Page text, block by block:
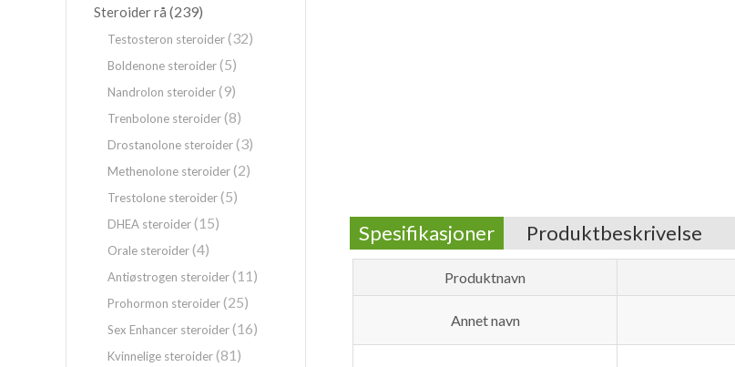
Spesifikasjoner Produktbeskrivelse
Produktnavn
Annet navn
Steroider rå (239)
Testosteron steroider(32)
Boldenone steroider(5)
Nandrolon steroider(9)
Trenbolone steroider(8)
Drostanolone steroider(3)
Methenolone steroider(2)
Trestolone steroider(5)
DHEA steroider(15)
Orale steroider(4)
Antiøstrogen steroider(11)
Prohormon steroider(25)
Sex Enhancer steroider(16)
Kvinnelige steroider(81)